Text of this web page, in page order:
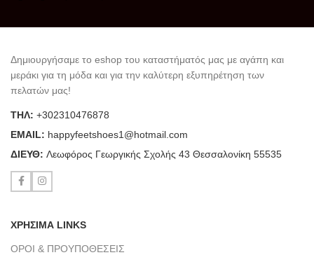
Δημιουργήσαμε το eshop του καταστήματός μας με αγάπη και
μεράκι για τη μόδα και για την καλύτερη εξυπηρέτηση των
πελατών μας!
ΤΗΛ: +302310476878
ΕΜΑΙL: happyfeetshoes1@hotmail.com
ΔΙΕΥΘ: Λεωφόρος Γεωργικής Σχολής 43 Θεσσαλονίκη 55535
ΧΡΗΣΙΜΑ LINKS
ΟΡΟΙ & ΠΡΟΥΠΟΘΕΣΕΙΣ